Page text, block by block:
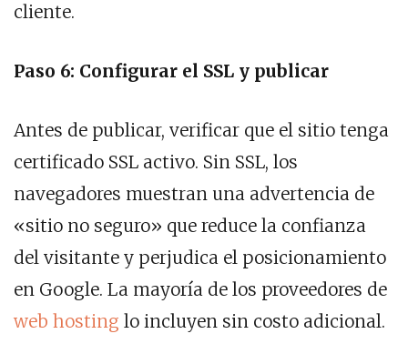
cliente.
Paso 6: Configurar el SSL y publicar
Antes de publicar, verificar que el sitio tenga
certificado SSL activo. Sin SSL, los
navegadores muestran una advertencia de
«sitio no seguro» que reduce la confianza
del visitante y perjudica el posicionamiento
en Google. La mayoría de los proveedores de
web hosting lo incluyen sin costo adicional.